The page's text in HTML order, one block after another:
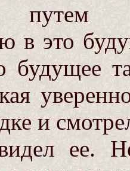
путем
в это
будущее
и
ее.